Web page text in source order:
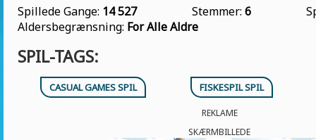
Spillede Gange: 14 527 Stemmer: 6
Aldersbegrænsning: For Alle Aldre
SPIL-TAGS:
CASUAL GAMES SPIL FISKESPIL SPIL
REKLAME
SKÆRMBILLEDE